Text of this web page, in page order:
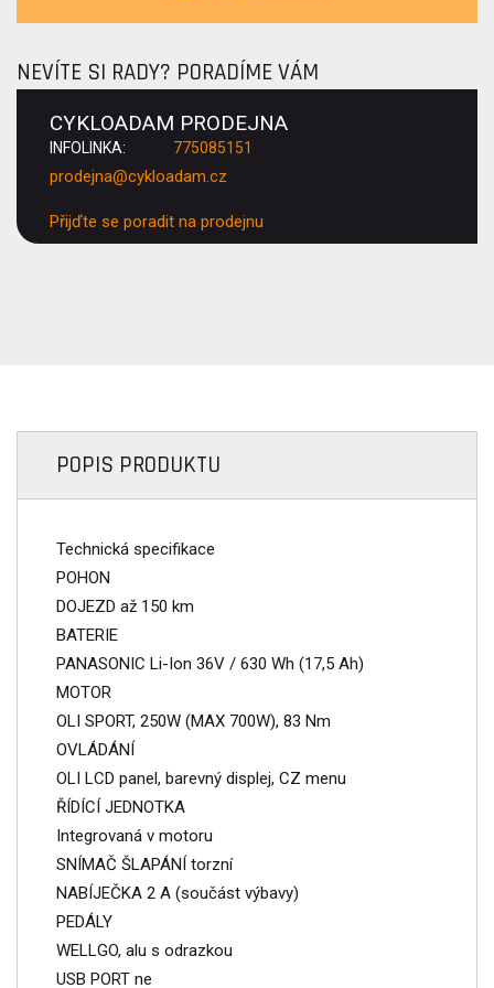
NEVÍTE SI RADY? PORADÍME VÁM
CYKLOADAM PRODEJNA
INFOLINKA: 775085151
prodejna@cykloadam.cz
Přijďte se poradit na prodejnu
POPIS PRODUKTU
Technická specifikace
POHON
DOJEZD až 150 km
BATERIE
PANASONIC Li-Ion 36V / 630 Wh (17,5 Ah)
MOTOR
OLI SPORT, 250W (MAX 700W), 83 Nm
OVLÁDÁNÍ
OLI LCD panel, barevný displej, CZ menu
ŘÍDÍCÍ JEDNOTKA
Integrovaná v motoru
SNÍMAČ ŠLAPÁNÍ torzní
NABÍJEČKA 2 A (součást výbavy)
PEDÁLY
WELLGO, alu s odrazkou
USB PORT ne